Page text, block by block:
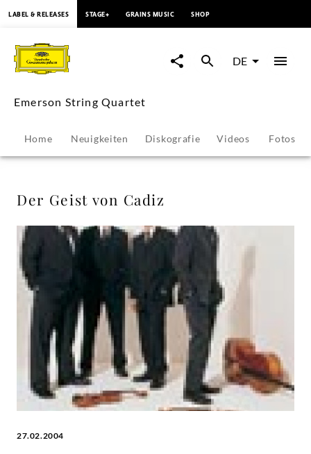
Geist
von
Cadiz
-
Emerson
String
Quartet
Deutsche
Grammophon
LABEL & RELEASES STAGE+ GRAINS MUSIC SHOP
DE
Emerson String Quartet
Home Neuigkeiten Diskografie Videos Fotos
Der Geist von Cadiz
27.02.2004